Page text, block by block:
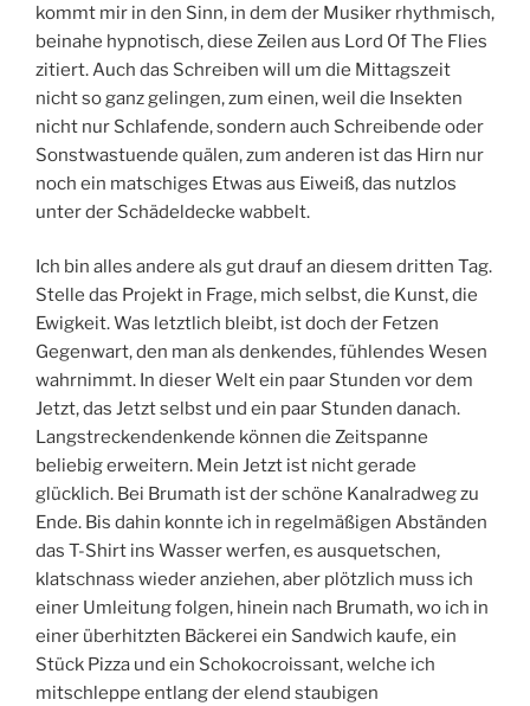
kommt mir in den Sinn, in dem der Musiker rhythmisch,
beinahe hypnotisch, diese Zeilen aus Lord Of The Flies
zitiert. Auch das Schreiben will um die Mittagszeit
nicht so ganz gelingen, zum einen, weil die Insekten
nicht nur Schlafende, sondern auch Schreibende oder
Sonstwastuende quälen, zum anderen ist das Hirn nur
noch ein matschiges Etwas aus Eiweiß, das nutzlos
unter der Schädeldecke wabbelt.
Ich bin alles andere als gut drauf an diesem dritten Tag.
Stelle das Projekt in Frage, mich selbst, die Kunst, die
Ewigkeit. Was letztlich bleibt, ist doch der Fetzen
Gegenwart, den man als denkendes, fühlendes Wesen
wahrnimmt. In dieser Welt ein paar Stunden vor dem
Jetzt, das Jetzt selbst und ein paar Stunden danach.
Langstreckendenkende können die Zeitspanne
beliebig erweitern. Mein Jetzt ist nicht gerade
glücklich. Bei Brumath ist der schöne Kanalradweg zu
Ende. Bis dahin konnte ich in regelmäßigen Abständen
das T-Shirt ins Wasser werfen, es ausquetschen,
klatschnass wieder anziehen, aber plötzlich muss ich
einer Umleitung folgen, hinein nach Brumath, wo ich in
einer überhitzten Bäckerei ein Sandwich kaufe, ein
Stück Pizza und ein Schokocroissant, welche ich
mitschleppe entlang der elend staubigen